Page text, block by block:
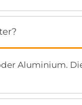
Aluminium.